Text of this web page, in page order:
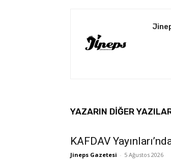
YAZARIN DIĞER
KAFDAV
Jineps Gazetesi - 5 Ağustos 2026